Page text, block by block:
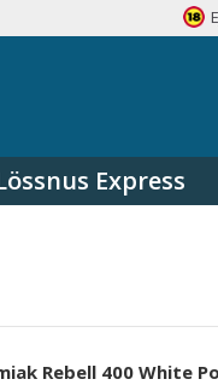
Express
Rebell 400 White